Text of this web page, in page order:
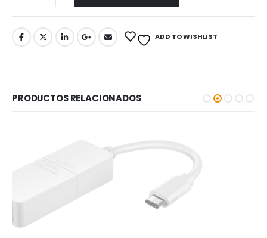
ADD TO WISHLIST
PRODUCTOS RELACIONADOS